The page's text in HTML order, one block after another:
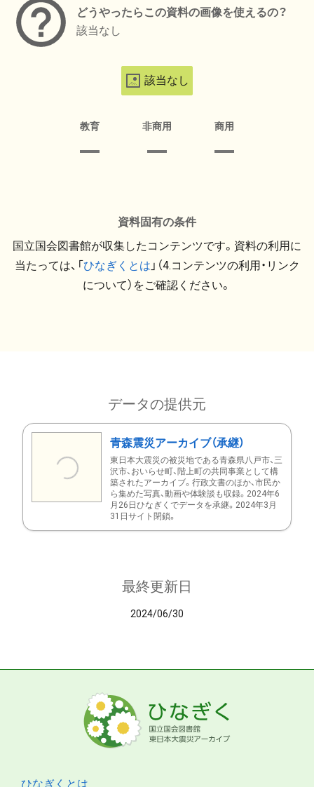
どうやったらこの資料の画像を使えるの？
該当なし
該当なし
教育 非商用 商用
資料固有の条件
国立国会図書館が収集したコンテンツです。資料の利用に
当たっては、「ひなぎくとは 」（4.コンテンツの利用・リンク
について）をご確認ください。
データの提供元
青森震災アーカイブ（承継）
東日本大震災の被災地である青森県八戸市、三
沢市、おいらせ町、階上町の共同事業として構
築されたアーカイブ。行政文書のほか、市民か
ら集めた写真、動画や体験談も収録。2024年6
月26日ひなぎくでデータを承継。2024年3月
31日サイト閉鎖。
最終更新日
2024/06/30
ひなぎくとは